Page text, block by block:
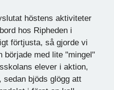
höstens aktiviteter
hos Ripheden i
förtjusta, så gjorde vi
började med lite "mingel"
elever i aktion,
sedan bjöds glögg att